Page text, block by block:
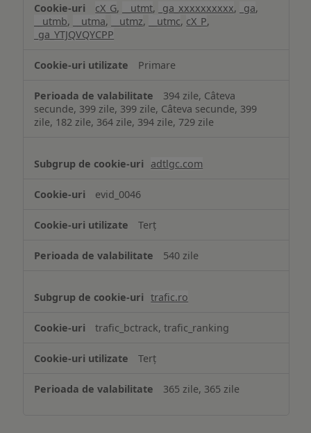
cX_G, __utmt, _ga_xxxxxxxxxx, _ga,
__utmb, __utma, __utmz, __utmc, cX_P,
_ga_YTJQVQYCPP
Primare
394 zile, Câteva
secunde, 399 zile, 399 zile, Câteva secunde, 399
zile, 182 zile, 364 zile, 394 zile, 729 zile
adtlgc.com
evid_0046
Terț
540 zile
trafic.ro
trafic_bctrack, trafic_ranking
Terț
365 zile, 365 zile